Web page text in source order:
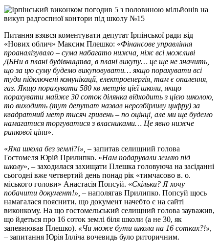
Питання взявся коментувати депутат Ірпінської ради від
«Нових облич» Максим Плешко: «Фінансове управління
проаналізувало – сума набагато нижча, ніж всі можливі
ДБНи в плані будівництва, в плані викупу… це ще не значить,
що за цю суму будемо викуповувати… якщо порахувати всі
туди підключені комунікації, електроенергія, там є опалення,
газ. Якщо порахувати 580 кв метрів цієї школи, якщо
порахувати майже 30 соток ділянка відходить з цією школою,
то виходить (тут депутат назвав нерозбірливу цифру) за
квадратний метр тисяч гривень – по оцінці, але ми ще будемо
намагатися торгуватися з власниками… Це явно нижче
ринкової ціни».
«Яка школа без землі?!», – запитав селищний голова
Гостомеля Юрій Прилипко. «Нам подарували землю під
школу», – заходилася захищати Плешка головуюча на засіданні
сьогодні вже четвертий день понад рік «тимчасово в. о.
міського голови» Анастасія Попсуй. «Скільки? Я хочу
побачити документ!», – наполягав Прилипко. Попсуй щось
намагалася пояснити, що документ начебто є на сайті
виконкому. На що гостомельський селищний голова зауважив,
що йдеться про 16 соток землі біля школи (а не 30, як
запевнював Плешко). «Чи може бути школа на 16 сотках?!»,
– запитання Юрія Ілліча вочевидь було риторичним.